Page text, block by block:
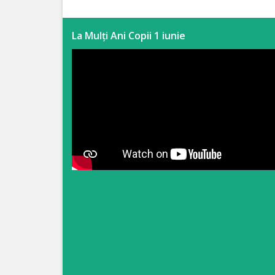
Anticorupție
regulamente
La Mulți Ani Copii 1 iunie